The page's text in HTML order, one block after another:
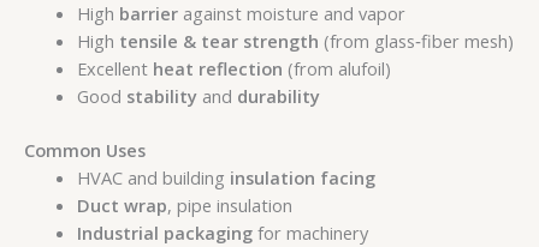
High barrieragainst moisture and vapor
High tensile & tear strength (from glass‑fiber mesh)
Excellent heat reflection (from alufoil)
Good stabilityand durability
Common Uses
HVAC and building insulation facing
Duct wrap, pipe insulation
Industrial packagingfor machinery